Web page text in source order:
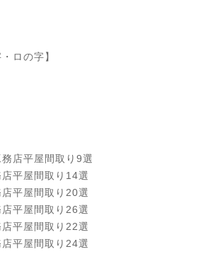
ロの字】
店平屋間取り9選
平屋間取り14選
平屋間取り20選
平屋間取り26選
平屋間取り22選
平屋間取り24選